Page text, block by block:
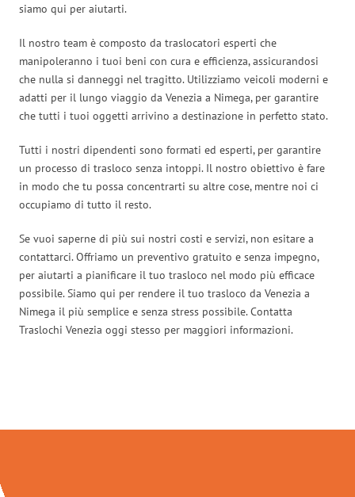
siamo qui per aiutarti.
Il nostro team è composto da traslocatori esperti che
manipoleranno i tuoi beni con cura e efficienza, assicurandosi
che nulla si danneggi nel tragitto. Utilizziamo veicoli moderni e
adatti per il lungo viaggio da Venezia a Nimega, per garantire
che tutti i tuoi oggetti arrivino a destinazione in perfetto stato.
Tutti i nostri dipendenti sono formati ed esperti, per garantire
un processo di trasloco senza intoppi. Il nostro obiettivo è fare
in modo che tu possa concentrarti su altre cose, mentre noi ci
occupiamo di tutto il resto.
Se vuoi saperne di più sui nostri costi e servizi, non esitare a
contattarci. Offriamo un preventivo gratuito e senza impegno,
per aiutarti a pianificare il tuo trasloco nel modo più efficace
possibile. Siamo qui per rendere il tuo trasloco da Venezia a
Nimega il più semplice e senza stress possibile. Contatta
Traslochi Venezia oggi stesso per maggiori informazioni.